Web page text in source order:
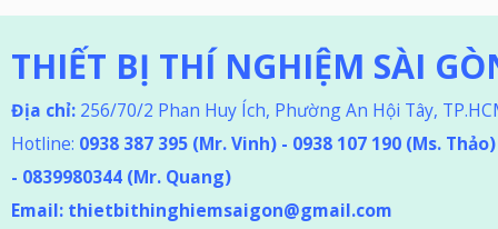
THIẾT BỊ THÍ NGHIỆM SÀI
Địa chỉ: 256/70/2 Phan Huy Ích, Phường An Hội Tây,
Hotline: 0938 387 395 (Mr. Vinh) - 0938 107 190 (Ms. Thảo)
- 0839980344 (Mr. Quang)
Email: thietbithinghiemsaigon@gmail.com